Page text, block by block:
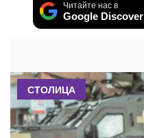
Читайте нас в
Google Discover
СТОЛИЦА